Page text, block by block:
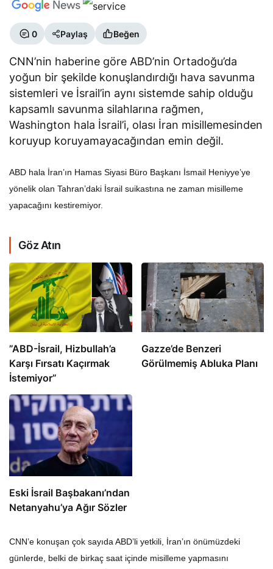
0 Paylaş Beğen
CNN’nin haberine göre ABD’nin Ortadoğu’da
yoğun bir şekilde konuşlandırdığı hava savunma
sistemleri ve İsrail’in aynı sistemde sahip olduğu
kapsamlı savunma silahlarına rağmen,
Washington hala İsrail’i, olası İran misillemesinden
koruyup koruyamayacağından emin değil.
ABD hala İran’ın Hamas Siyasi Büro Başkanı İsmail Heniyye’ye
yönelik olan Tahran’daki İsrail suikastına ne zaman misilleme
yapacağını kestiremiyor.
Göz Atın
​​​​​​​”ABD-İsrail, Hizbullah’a
Karşı Fırsatı Kaçırmak
İstemiyor”
​​​​​​​Gazze’de Benzeri
Görülmemiş Abluka Planı
Eski İsrail Başbakanı’ndan
Netanyahu’ya Ağır Sözler
CNN’e konuşan çok sayıda ABD’li yetkili, İran’ın önümüzdeki
günlerde, belki de birkaç saat içinde misilleme yapmasını